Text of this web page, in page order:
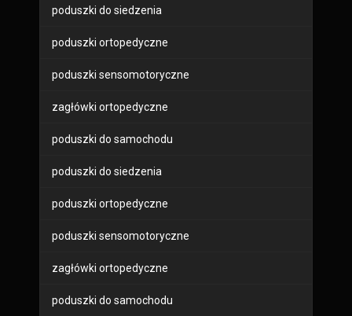
poduszki do siedzenia
poduszki ortopedyczne
poduszki sensomotoryczne
zagłówki ortopedyczne
poduszki do samochodu
poduszki do siedzenia
poduszki ortopedyczne
poduszki sensomotoryczne
zagłówki ortopedyczne
poduszki do samochodu